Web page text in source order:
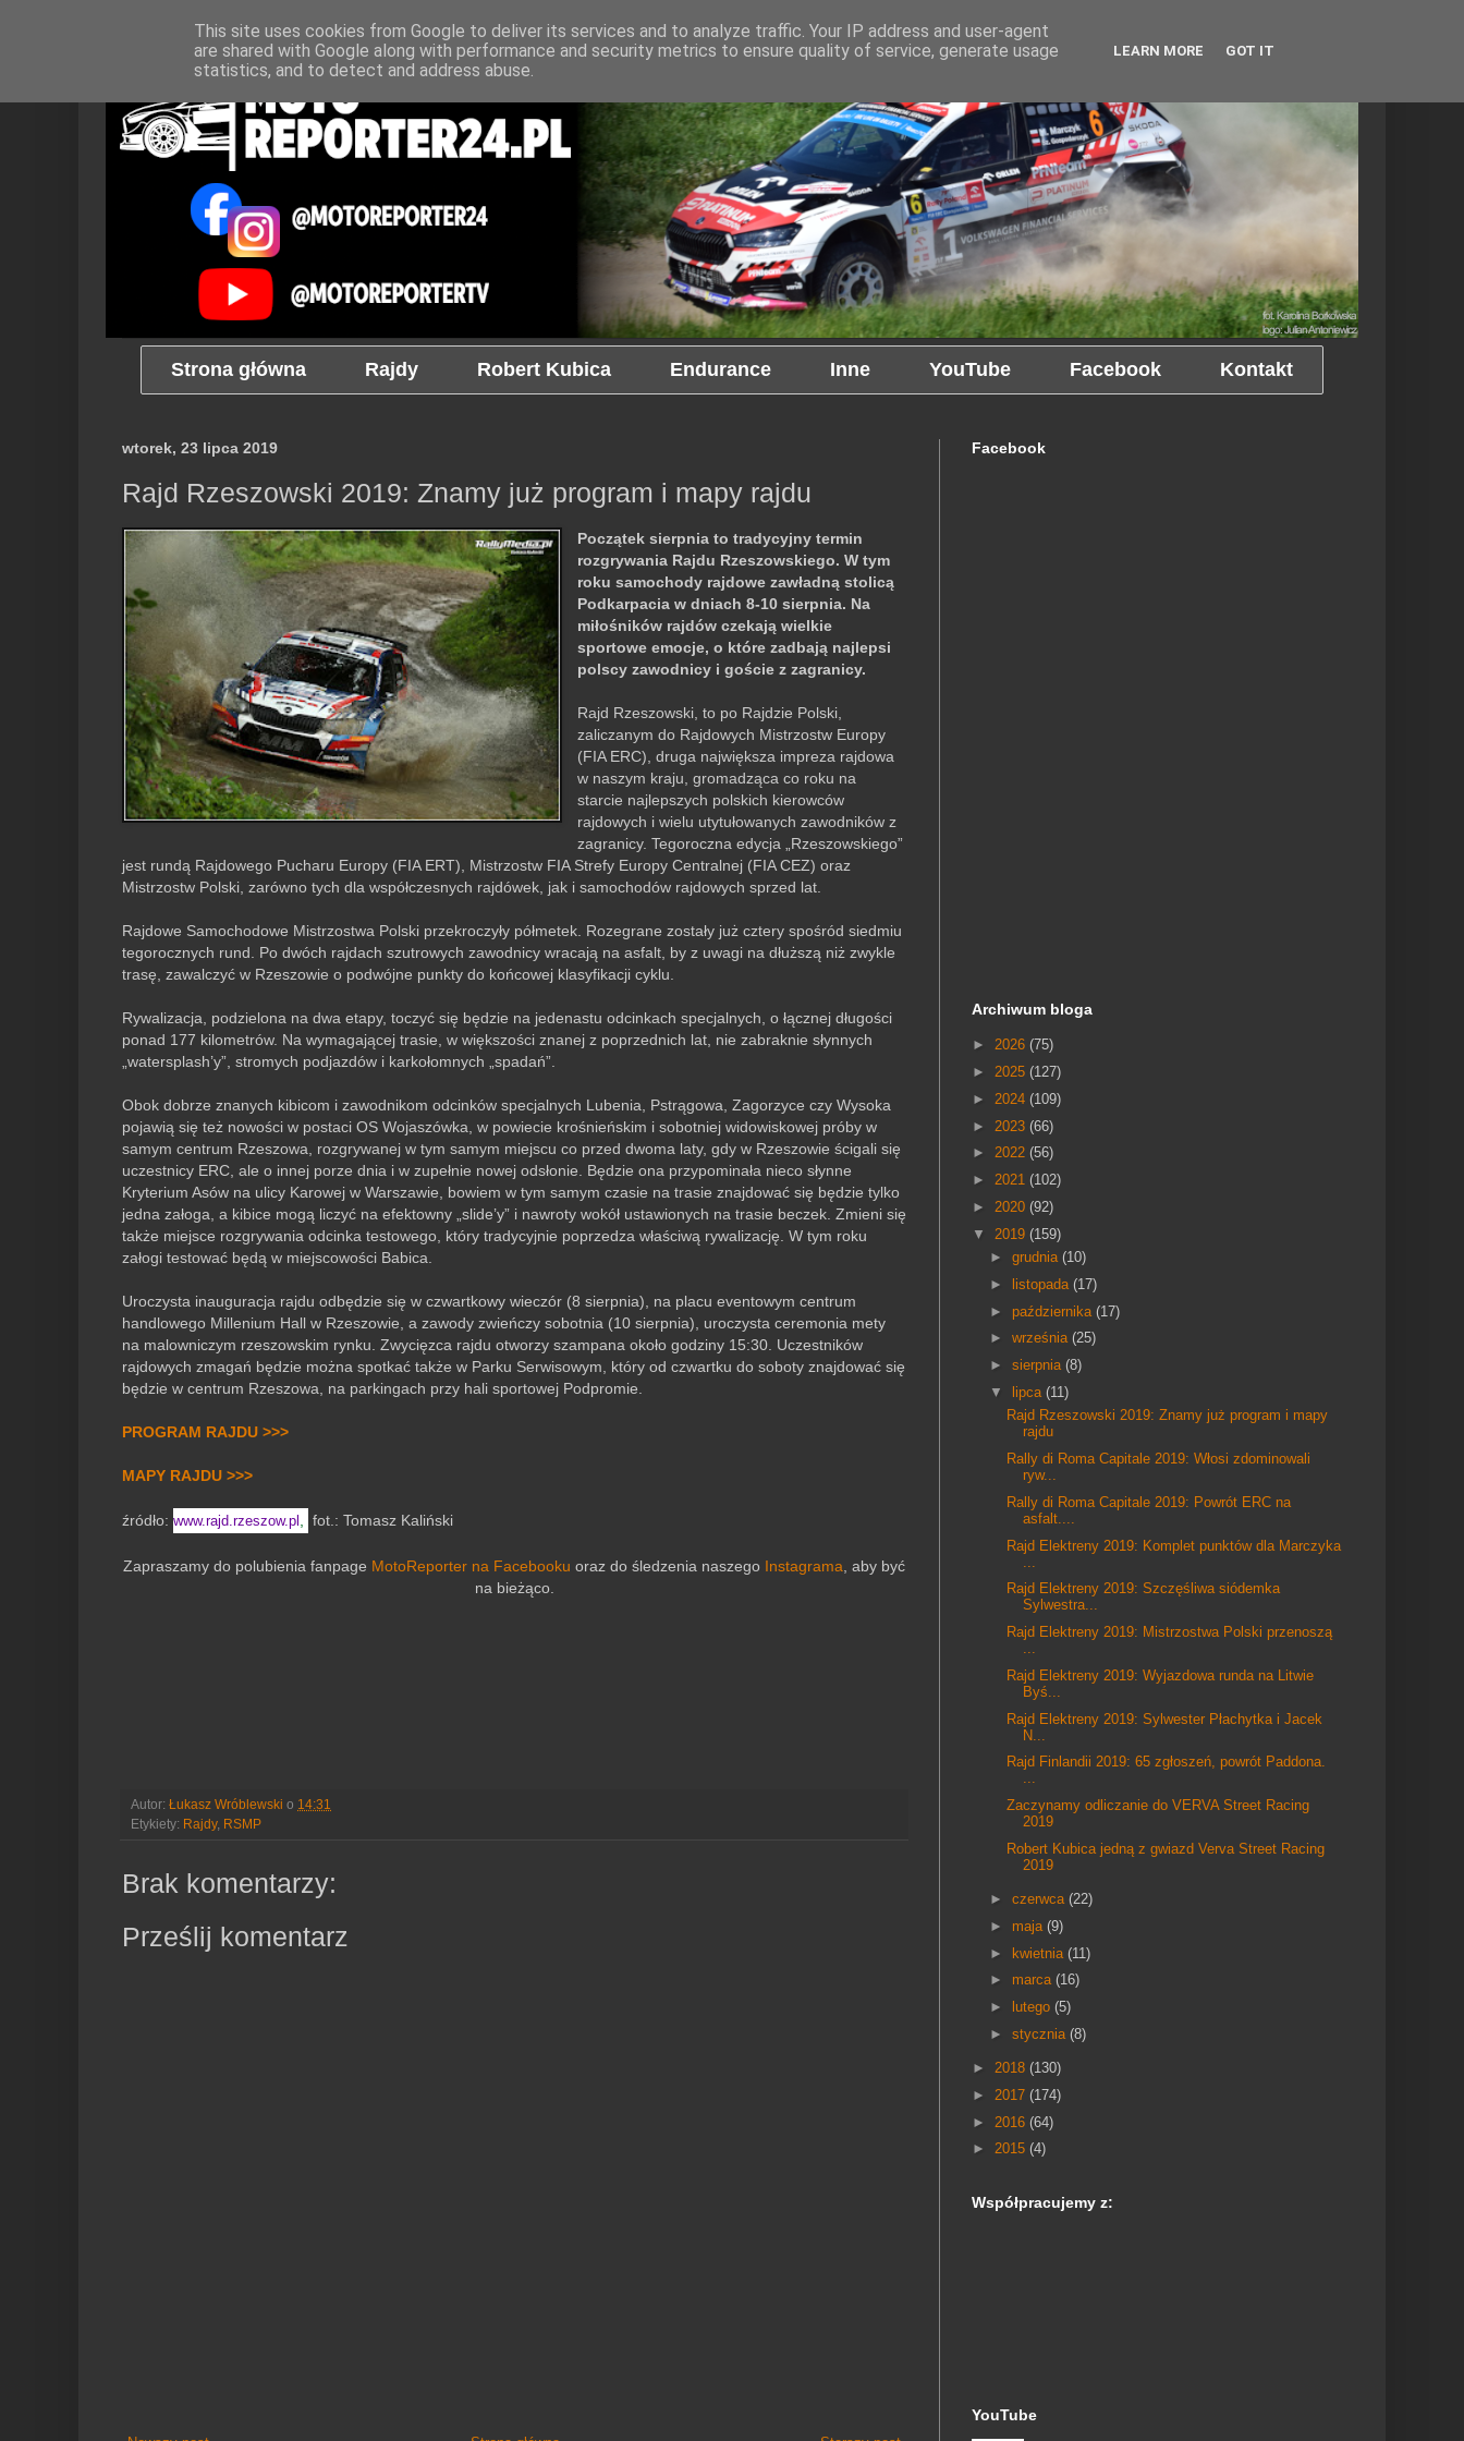
Strona główna Rajdy Robert Kubica Endurance Inne YouTube Facebook Kontakt
wtorek, 23 lipca 2019
Rajd Rzeszowski 2019: Znamy już program i mapy rajdu
Początek sierpnia to tradycyjny termin
rozgrywania Rajdu Rzeszowskiego. W tym
roku samochody rajdowe zawładną stolicą
Podkarpacia w dniach 8-10 sierpnia. Na
miłośników rajdów czekają wielkie
sportowe emocje, o które zadbają najlepsi
polscy zawodnicy i goście z zagranicy.
Rajd Rzeszowski, to po Rajdzie Polski,
zaliczanym do Rajdowych Mistrzostw Europy
(FIA ERC), druga największa impreza rajdowa
w naszym kraju, gromadząca co roku na
starcie najlepszych polskich kierowców
rajdowych i wielu utytułowanych zawodników z
zagranicy. Tegoroczna edycja „Rzeszowskiego”
jest rundą Rajdowego Pucharu Europy (FIA ERT), Mistrzostw FIA Strefy Europy Centralnej (FIA CEZ) oraz
Mistrzostw Polski, zarówno tych dla współczesnych rajdówek, jak i samochodów rajdowych sprzed lat.
Rajdowe Samochodowe Mistrzostwa Polski przekroczyły półmetek. Rozegrane zostały już cztery spośród siedmiu
tegorocznych rund. Po dwóch rajdach szutrowych zawodnicy wracają na asfalt, by z uwagi na dłuższą niż zwykle
trasę, zawalczyć w Rzeszowie o podwójne punkty do końcowej klasyfikacji cyklu.
Rywalizacja, podzielona na dwa etapy, toczyć się będzie na jedenastu odcinkach specjalnych, o łącznej długości
ponad 177 kilometrów. Na wymagającej trasie, w większości znanej z poprzednich lat, nie zabraknie słynnych
„watersplash’y”, stromych podjazdów i karkołomnych „spadań”.
Obok dobrze znanych kibicom i zawodnikom odcinków specjalnych Lubenia, Pstrągowa, Zagorzyce czy Wysoka
pojawią się też nowości w postaci OS Wojaszówka, w powiecie krośnieńskim i sobotniej widowiskowej próby w
samym centrum Rzeszowa, rozgrywanej w tym samym miejscu co przed dwoma laty, gdy w Rzeszowie ścigali się
uczestnicy ERC, ale o innej porze dnia i w zupełnie nowej odsłonie. Będzie ona przypominała nieco słynne
Kryterium Asów na ulicy Karowej w Warszawie, bowiem w tym samym czasie na trasie znajdować się będzie tylko
jedna załoga, a kibice mogą liczyć na efektowny „slide’y” i nawroty wokół ustawionych na trasie beczek. Zmieni się
także miejsce rozgrywania odcinka testowego, który tradycyjnie poprzedza właściwą rywalizację. W tym roku
załogi testować będą w miejscowości Babica.
Uroczysta inauguracja rajdu odbędzie się w czwartkowy wieczór (8 sierpnia), na placu eventowym centrum
handlowego Millenium Hall w Rzeszowie, a zawody zwieńczy sobotnia (10 sierpnia), uroczysta ceremonia mety
na malowniczym rzeszowskim rynku. Zwycięzca rajdu otworzy szampana około godziny 15:30. Uczestników
rajdowych zmagań będzie można spotkać także w Parku Serwisowym, który od czwartku do soboty znajdować się
będzie w centrum Rzeszowa, na parkingach przy hali sportowej Podpromie.
PROGRAM RAJDU >>>
MAPY RAJDU >>>
źródło: www.rajd.rzeszow.pl , fot.: Tomasz Kaliński
Zapraszamy do polubienia fanpage MotoReporter na Facebooku oraz do śledzenia naszego Instagrama, aby być
na bieżąco.
Autor: Łukasz Wróblewski o 14:31
Etykiety: Rajdy, RSMP
Brak komentarzy:
Prześlij komentarz
Facebook
Archiwum bloga
► 2026 (75)
► 2025 (127)
► 2024 (109)
► 2023 (66)
► 2022 (56)
► 2021 (102)
► 2020 (92)
▼ 2019 (159)
► grudnia (10)
►
listopada (17)
► października (17)
► września (25)
► sierpnia (8)
▼
lipca (11)
Rajd Rzeszowski 2019: Znamy już program i mapy
rajdu
Rally di Roma Capitale 2019: Włosi zdominowali
ryw...
Rally di Roma Capitale 2019: Powrót ERC na
asfalt....
Rajd Elektreny 2019: Komplet punktów dla Marczyka
Rajd Elektreny 2019: Szczęśliwa siódemka
Sylwestra...
Rajd Elektreny 2019: Mistrzostwa Polski przenoszą
...
Rajd Elektreny 2019: Wyjazdowa runda na Litwie
Byś...
Rajd Elektreny 2019: Sylwester Płachytka i Jacek
N...
Rajd Finlandii 2019: 65 zgłoszeń, powrót Paddona.
...
Zaczynamy odliczanie do VERVA Street Racing
2019
Robert Kubica jedną z gwiazd Verva Street Racing
2019
► czerwca (22)
► maja (9)
► kwietnia (11)
► marca (16)
►
lutego (5)
► stycznia (8)
► 2018 (130)
► 2017 (174)
► 2016 (64)
► 2015 (4)
Współpracujemy z:
YouTube
This site uses cookies from Google to deliver its services and to analyze traffic. Your IP address and user-agent
are shared with Google along with performance and security metrics to ensure quality of service, generate usage
statistics, and to detect and address abuse.
LEARN MORE GOT IT